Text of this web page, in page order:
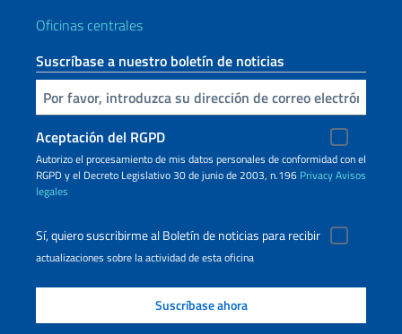
Oficinas centrales
Suscríbase a nuestro boletín de noticias
Inserta tu correo electronico
Aceptación del RGPD
Autorizo ​​el procesamiento de mis datos personales de conformidad con el
RGPD y el Decreto Legislativo 30 de junio de 2003, n.196 PrivacyAvisos
legales
Sí, quiero suscribirme al Boletín de noticias para recibir
actualizaciones sobre la actividad de esta oficina